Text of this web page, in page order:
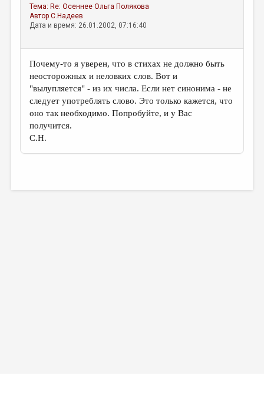
ЦИКЛЫ ПУБЛИКАЦИЙ
ТРЕДИАКОВСКИЙ
МЕДИА
ВКОНТАКТЕ
Тема: Re: Осеннее Ольга Полякова
АвторС.Надеев
Дата и время: 26.01.2002, 07:16:40
Почему-то я уверен, что в стихах не должно быть
неосторожных и неловких слов. Вот и
"вылупляется" - из их числа. Если нет синонима - не
следует употреблять слово. Это только кажется, что
оно так необходимо. Попробуйте, и у Вас
получится.
С.Н.